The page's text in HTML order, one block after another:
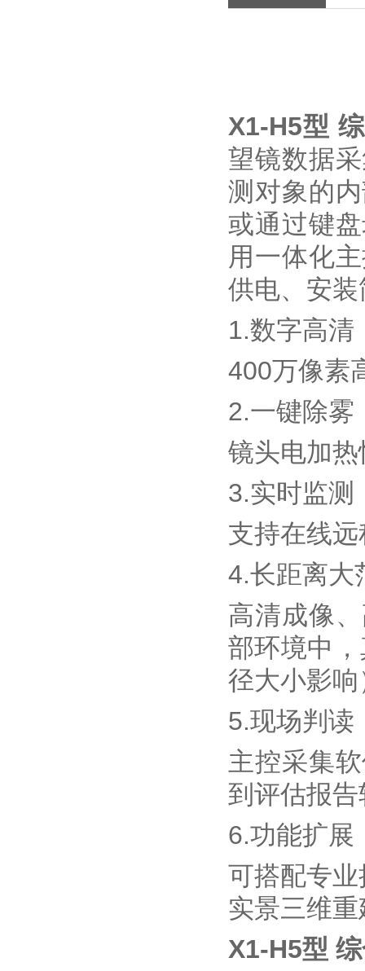
X1-H5型
望镜数据
测对象的
或通过键
用一体化
供电、安
1.数字高清
400万像素
2.一键除雾
镜头电加
3.实时监测
支持在线
4.长距离大
高清成像
部环境中
径大小影响
5.现场判读
主控采集
到评估报
6.功能扩展
可搭配专
实景三维
X1-H5型